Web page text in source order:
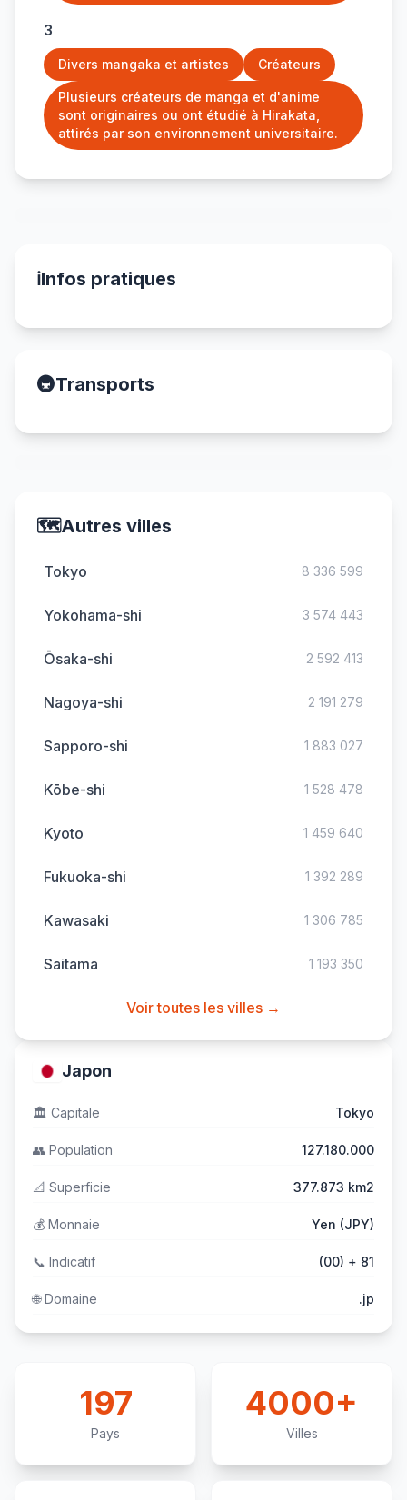
3
Divers mangaka et artistes Créateurs
Plusieurs créateurs de manga et d'anime
sont originaires ou ont étudié à Hirakata,
attirés par son environnement universitaire.
ℹ️Infos pratiques
🚇Transports
🗺️Autres villes
Tokyo 8 336 599
Yokohama-shi 3 574 443
Ōsaka-shi 2 592 413
Nagoya-shi 2 191 279
Sapporo-shi 1 883 027
Kōbe-shi 1 528 478
Kyoto 1 459 640
Fukuoka-shi 1 392 289
Kawasaki 1 306 785
Saitama 1 193 350
Voir toutes les villes →
Japon
🏛️ Capitale Tokyo
👥 Population 127.180.000
📐 Superficie 377.873 km2
💰 Monnaie Yen (JPY)
📞 Indicatif (00) + 81
🌐Domaine .jp
197
Pays
4000+
Villes